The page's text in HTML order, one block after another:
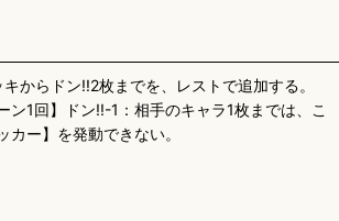
キからドン!!2枚までを、レストで追加する。
ン1回】ドン!!-1：相手のキャラ1枚までは、こ
カー】を発動できない。